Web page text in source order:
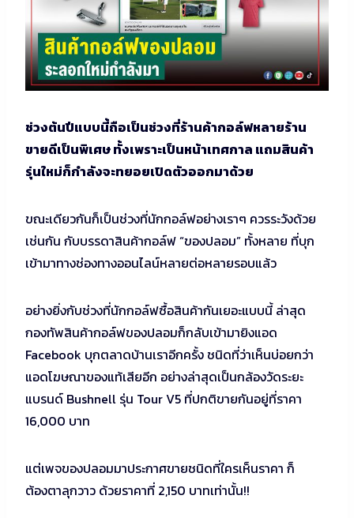
ช่วงต้นปีแบบนี้ถือเป็นช่วงที่ร้านค้ากอล์ฟหลายร้าน
ขายดีเป็นพิเศษ ทั้งเพราะเป็นหน้าเทศกาล แถมสินค้า
รุ่นใหม่ก็กำลังจะทยอยเปิดตัวออกมาด้วย
ขณะเดียวกันก็เป็นช่วงที่นักกอล์ฟอย่างเราๆ ควรระวังด้วย
เช่นกัน กับบรรดาสินค้ากอล์ฟ “ของปลอม” ทั้งหลาย ที่บุก
เข้ามาทางช่องทางออนไลน์หลายต่อหลายรอบแล้ว
อย่างยิ่งกับช่วงที่นักกอล์ฟซื้อสินค้ากันเยอะแบบนี้ ล่าสุด
กองทัพสินค้ากอล์ฟของปลอมก็กลับเข้ามายิงแอด
Facebook บุกตลาดบ้านเราอีกครั้ง ชนิดที่ว่าเห็นบ่อยกว่า
แอดโฆษณาของแท้เสียอีก อย่างล่าสุดเป็นกล้องวัดระยะ
แบรนด์ Bushnell รุ่น Tour V5 ที่ปกติขายกันอยู่ที่ราคา
16,000 บาท
แต่เพจของปลอมมาประกาศขายชนิดที่ใครเห็นราคา ก็
ต้องตาลุกวาว ด้วยราคาที่ 2,150 บาทเท่านั้น!!